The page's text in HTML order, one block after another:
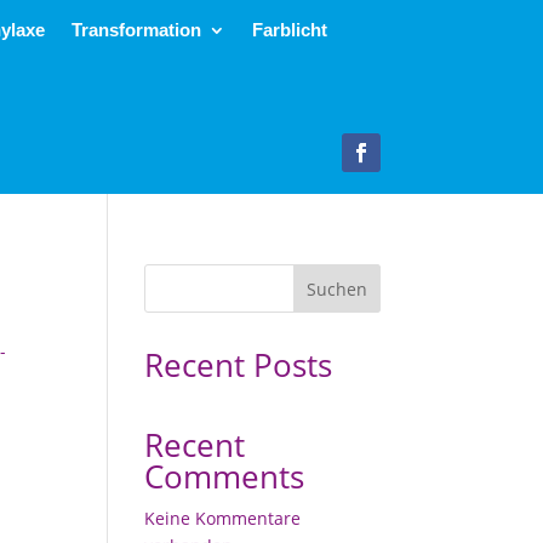
Transformation
Farblicht
Suchen
Recent Posts
Recent
Comments
Keine Kommentare